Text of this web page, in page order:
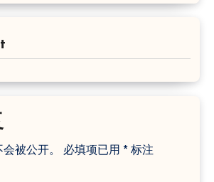
被公开。 必填项已用 *标注